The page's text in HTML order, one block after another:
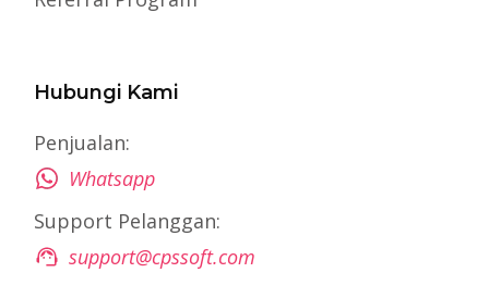
Hubungi Kami
Penjualan:
Whatsapp
Support Pelanggan:
support@cpssoft.com